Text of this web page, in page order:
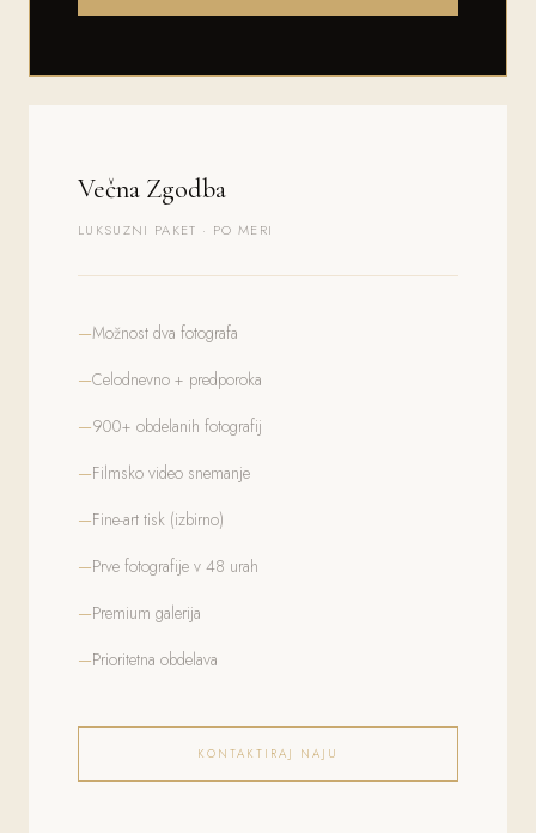
Večna Zgodba
LUKSUZNI PAKET · PO MERI
Možnost dva fotografa
Celodnevno + predporoka
900+ obdelanih fotografij
Filmsko video snemanje
Fine-art tisk (izbirno)
Prve fotografije v 48 urah
Premium galerija
Prioritetna obdelava
KONTAKTIRAJ NAJU